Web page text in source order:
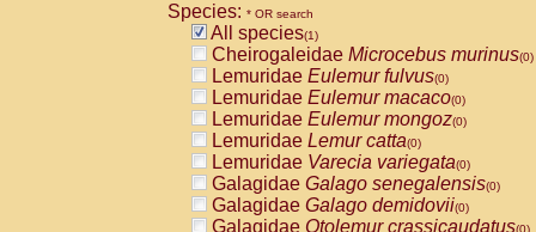
Species: * OR search
All species(1)
Cheirogaleidae Microcebus murinus(0)
Lemuridae Eulemur fulvus(0)
Lemuridae Eulemur macaco(0)
Lemuridae Eulemur mongoz(0)
Lemuridae Lemur catta(0)
Lemuridae Varecia variegata(0)
Galagidae Galago senegalensis(0)
Galagidae Galago demidovii(0)
Galagidae Otolemur crassicaudatus(0)